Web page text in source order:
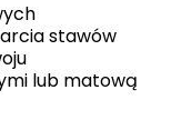
stawów
lub matową